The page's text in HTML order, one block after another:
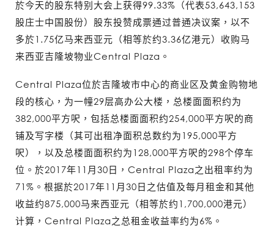
於今天的股东特别大会上获得99.33%（代表53,643,153
股庄士中国股份）股东投赞成票通过普通决议案，以不
多於1.75亿马来西亚元（相等於约3.36亿港元）收购马
来西亚吉隆坡物业Central Plaza。
Central Plaza位於吉隆坡市中心的商业区及黄金购物地
段的核心，为一幢29层高办公大楼，总楼面面积约为
382,000平方呎，包括总楼面面积约254,000平方呎的商
铺及写字楼（其可出租净面积总数约为195,000平方
呎），以及总楼面面积约为128,000平方呎的298个停车
位。於2017年11月30日，Central Plaza之出租率约为
71%。根据於2017年11月30日之估值及每月租金和其他
收益约875,000马来西亚元（相等於约1,700,000港元）
计算，Central Plaza之总租金收益率约为6%。